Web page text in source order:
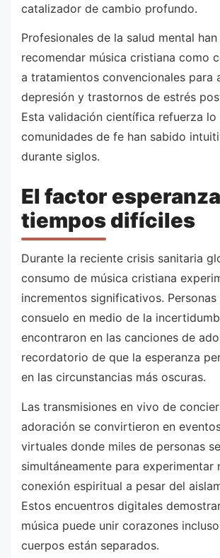
catalizador de cambio profundo.
Profesionales de la salud mental
recomendar música cristiana como
a tratamientos convencionales para
depresión y trastornos de estrés
Esta validación científica refuerza lo
comunidades de fe han sabido
durante siglos.
El factor
tiempos difíciles
Durante la reciente crisis sanitaria
consumo de música cristiana
incrementos significativos.
consuelo en medio de la
encontraron en las canciones de
recordatorio de que la esperanza
en las circunstancias más oscuras.
Las transmisiones en vivo de
adoración se convirtieron en
virtuales donde miles de personas
simultáneamente para experimentar
conexión espiritual a pesar del
Estos encuentros digitales
música puede unir corazones
cuerpos están separados.